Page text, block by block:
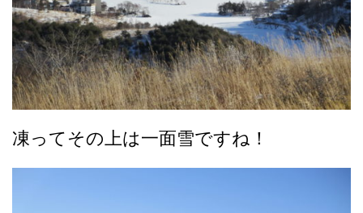
凍ってその上は一面雪ですね！